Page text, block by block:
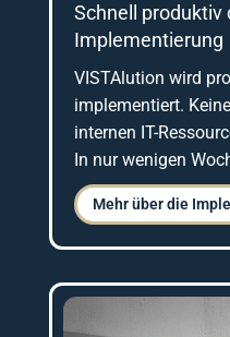
Schnell produktiv
Implementierung
VISTAlution wird
implementiert.
internen IT-
In nur wenigen
Mehr über die